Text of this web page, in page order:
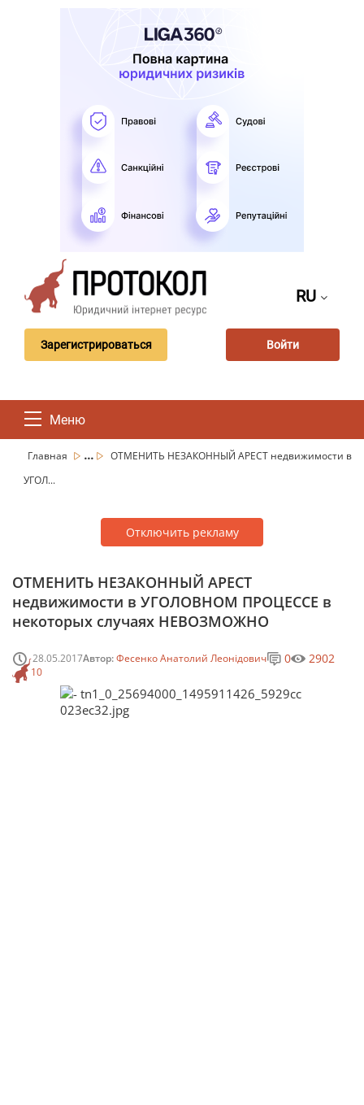
RU
Зарегистрироваться Войти
Меню
Главная ...
ОТМЕНИТЬ НЕЗАКОННЫЙ АРЕСТ недвижимости в
УГОЛ...
Отключить рекламу
ОТМЕНИТЬ НЕЗАКОННЫЙ АРЕСТ
недвижимости в УГОЛОВНОМ ПРОЦЕССЕ в
некоторых случаях НЕВОЗМОЖНО
28.05.2017Автор:Фесенко Анатолий Леонідович
10
0 2902